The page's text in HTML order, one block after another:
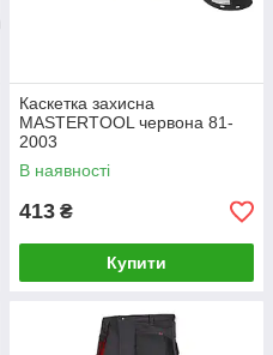
Каскетка захисна
MASTERTOOL червона 81-
2003
В наявності
413 ₴
Купити